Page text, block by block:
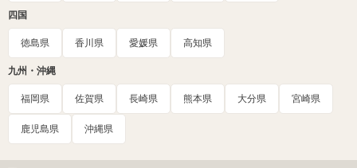
四国
徳島県 香川県 愛媛県 高知県
九州・沖縄
福岡県 佐賀県 長崎県 熊本県 大分県 宮崎県
鹿児島県 沖縄県